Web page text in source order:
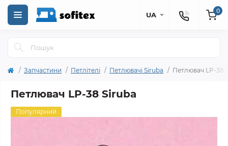
UA 0
Запчастини Петлітелі Петлювачі Siruba Петлювач LP-38
Петлювач LP-38 Siruba
Популярний